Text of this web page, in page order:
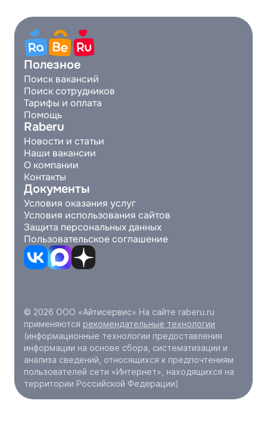
Полезное
Поиск вакансий
Поиск сотрудников
Тарифы и оплата
Помощь
Raberu
Новости и статьи
Наши вакансии
О компании
Контакты
Документы
Условия оказания услуг
Условия использования сайтов
Защита персональных данных
Пользовательское соглашение
© 2026 ООО «Айтисервис» На сайте raberu.ru
применяются рекомендательные технологии
(информационные технологии предоставления
информации на основе сбора, систематизации и
анализа сведений, относящихся к предпочтениям
пользователей сети «Интернет», находящихся на
территории Российской Федерации)